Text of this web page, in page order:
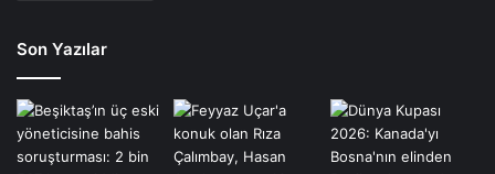
Son Yazılar